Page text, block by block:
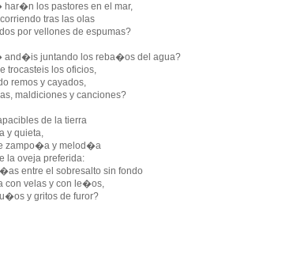
los pastores en el mar,
tras las olas
por vellones de espumas?
juntando los reba�os del agua?
los oficios,
remos y cayados,
maldiciones y canciones?
de la tierra
y quieta,
zampo�a y melod�a
la oveja preferida:
entre el sobresalto sin fondo
con velas y con le�os,
y gritos de furor?